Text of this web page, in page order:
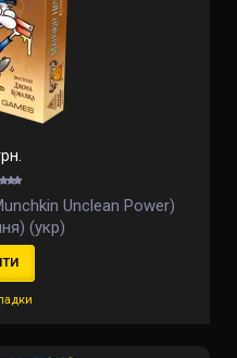
Unclean Power)
(укр)